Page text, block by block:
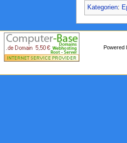
Kategorien:
Powered